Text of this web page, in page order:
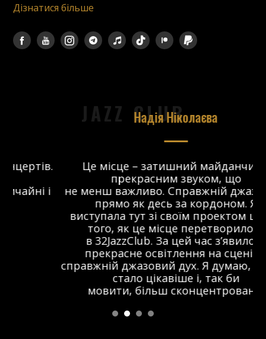
Дізнатися більше
JAZZ CLUB
Надія Ніколаєва
Це місце – затишний майданчик з
прекрасним звуком, що
не менш важливо. Справжній джаз-клуб,
прямо як десь за кордоном. Я
виступала тут зі своїм проектом ще до
того, як це місце перетворилося
в 32JazzClub. За цей час з’явилося
прекрасне освітлення на сцені та
справжній джазовий дух. Я думаю, що тут
стало цікавіше і, так би
мовити, більш сконцентровано.